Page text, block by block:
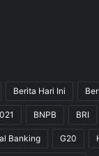
Berita Hari Ini
BNPB BRI
Banking G20